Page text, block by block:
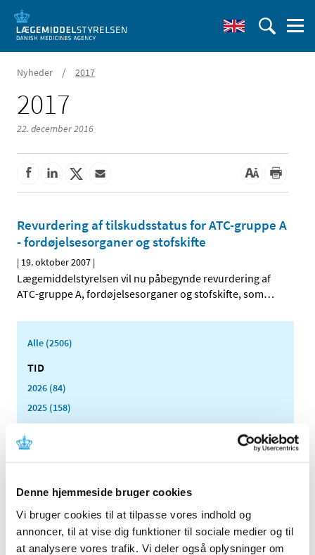
Denne hjemmeside bruger cookies
Vi bruger cookies til at tilpasse vores indhold og
annoncer, til at vise dig funktioner til sociale medier og til
at analysere vores trafik. Vi deler også oplysninger om
Nyheder / 2017
2017
22. december 2016
Revurdering af tilskudsstatus for ATC-gruppe A
- fordøjelsesorganer og stofskifte
| 19. oktober 2007 |
Lægemiddelstyrelsen vil nu påbegynde revurdering af
ATC-gruppe A, fordøjelsesorganer og stofskifte, som…
Alle (2506)
TID
2026 (84)
2025 (158)
2024 (224)
2023 (195)
2022 (197)
2021 (516)
2019 (159)
2018 (150)